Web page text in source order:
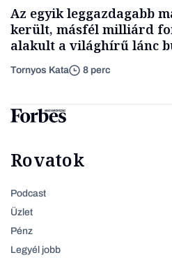
Az egyik leggazdagabb
került, másfél milliárd
alakult a világhírű lánc
Tornyos Kata 8 perc
Rovatok
Podcast
Üzlet
Pénz
Legyél jobb